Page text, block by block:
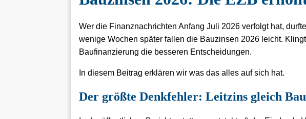
Wer die Finanznachrichten Anfang Juli 2026 verfolgt hat,
wenige Wochen später fallen die Bauzinsen 2026 leicht.
Baufinanzierung die besseren Entscheidungen.
In diesem Beitrag erklären wir was das alles auf sich hat.
Der größte Denkfehler: Leitzins gleich